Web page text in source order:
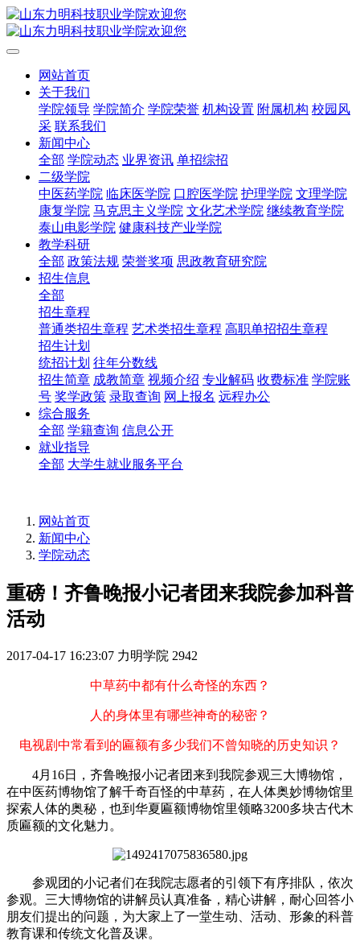
网站首页
关于我们
学院领导 学院简介 学院荣誉 机构设置 附属机构 校园风
采 联系我们
新闻中心
全部 学院动态 业界资讯 单招综招
二级学院
中医药学院 临床医学院 口腔医学院 护理学院 文理学院
康复学院 马克思主义学院 文化艺术学院 继续教育学院
泰山电影学院 健康科技产业学院
教学科研
全部 政策法规 荣誉奖项 思政教育研究院
招生信息
全部
招生章程
普通类招生章程 艺术类招生章程 高职单招招生章程
招生计划
统招计划 往年分数线
招生简章 成教简章 视频介绍 专业解码 收费标准 学院账
号 奖学政策 录取查询 网上报名 远程办公
综合服务
全部 学籍查询 信息公开
就业指导
全部 大学生就业服务平台
网站首页
新闻中心
学院动态
重磅！齐鲁晚报小记者团来我院参加科普
活动
2017-04-17 16:23:07 力明学院 2942
中草药中都有什么奇怪的东西？
人的身体里有哪些神奇的秘密？
电视剧中常看到的匾额有多少我们不曾知晓的历史知识？
4月16日，齐鲁晚报小记者团来到我院参观三大博物馆，
在中医药博物馆了解千奇百怪的中草药，在人体奥妙博物馆里
探索人体的奥秘，也到华夏匾额博物馆里领略3200多块古代木
质匾额的文化魅力。
参观团的小记者们在我院志愿者的引领下有序排队，依次
参观。三大博物馆的讲解员认真准备，精心讲解，耐心回答小
朋友们提出的问题，为大家上了一堂生动、活动、形象的科普
教育课和传统文化普及课。